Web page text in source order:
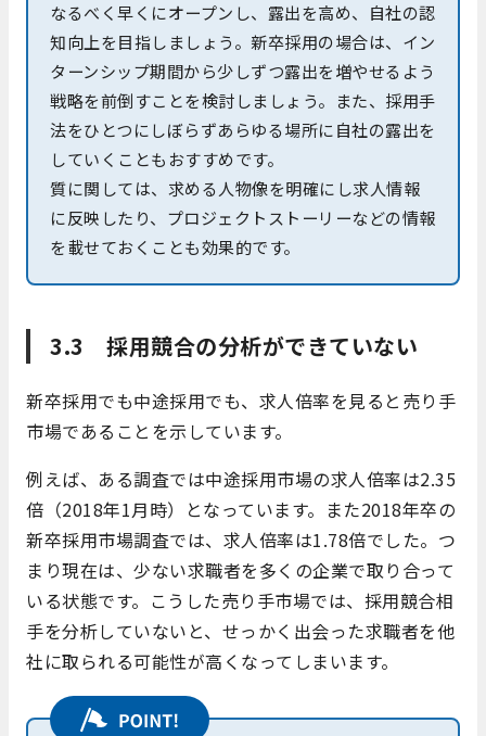
なるべく早くにオープンし、露出を高め、自社の認
知向上を目指しましょう。新卒採用の場合は、イン
ターンシップ期間から少しずつ露出を増やせるよう
戦略を前倒すことを検討しましょう。また、採用手
法をひとつにしぼらずあらゆる場所に自社の露出を
していくこともおすすめです。
質に関しては、求める人物像を明確にし求人情報
に反映したり、プロジェクトストーリーなどの情報
を載せておくことも効果的です。
3.3 採用競合の分析ができていない
新卒採用でも中途採用でも、求人倍率を見ると売り手
市場であることを示しています。
例えば、ある調査では中途採用市場の求人倍率は2.35
倍（2018年1月時）となっています。また2018年卒の
新卒採用市場調査では、求人倍率は1.78倍でした。つ
まり現在は、少ない求職者を多くの企業で取り合って
いる状態です。こうした売り手市場では、採用競合相
手を分析していないと、せっかく出会った求職者を他
社に取られる可能性が高くなってしまいます。